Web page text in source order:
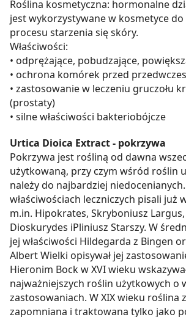
Roślina kosmetyczna: hormonalne
jest wykorzystywane w kosmetyce
procesu starzenia się skóry.
Właściwości:
• odprężające, pobudzające,
• ochrona komórek przed
• zastosowanie w leczeniu gruczołu
(prostaty)
• silne właściwości bakteriobójcze
Urtica Dioica Extract - pokrzywa
Pokrzywa jest rośliną od dawna
użytkowaną, przy czym wśród roślin
należy do najbardziej
właściwościach leczniczych pisali już
m.in. Hipokrates, Skryboniusz
Dioskurydes iPliniusz Starszy. W
jej właściwości Hildegarda z Bingen
Albert Wielki opisywał jej
Hieronim Bock w XVI wieku
najważniejszych roślin użytkowych o
zastosowaniach. W XIX wieku roślina
zapomniana i traktowana tylko jako